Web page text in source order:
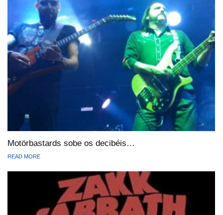
Motörbastards sobe os decibéis…
READ MORE